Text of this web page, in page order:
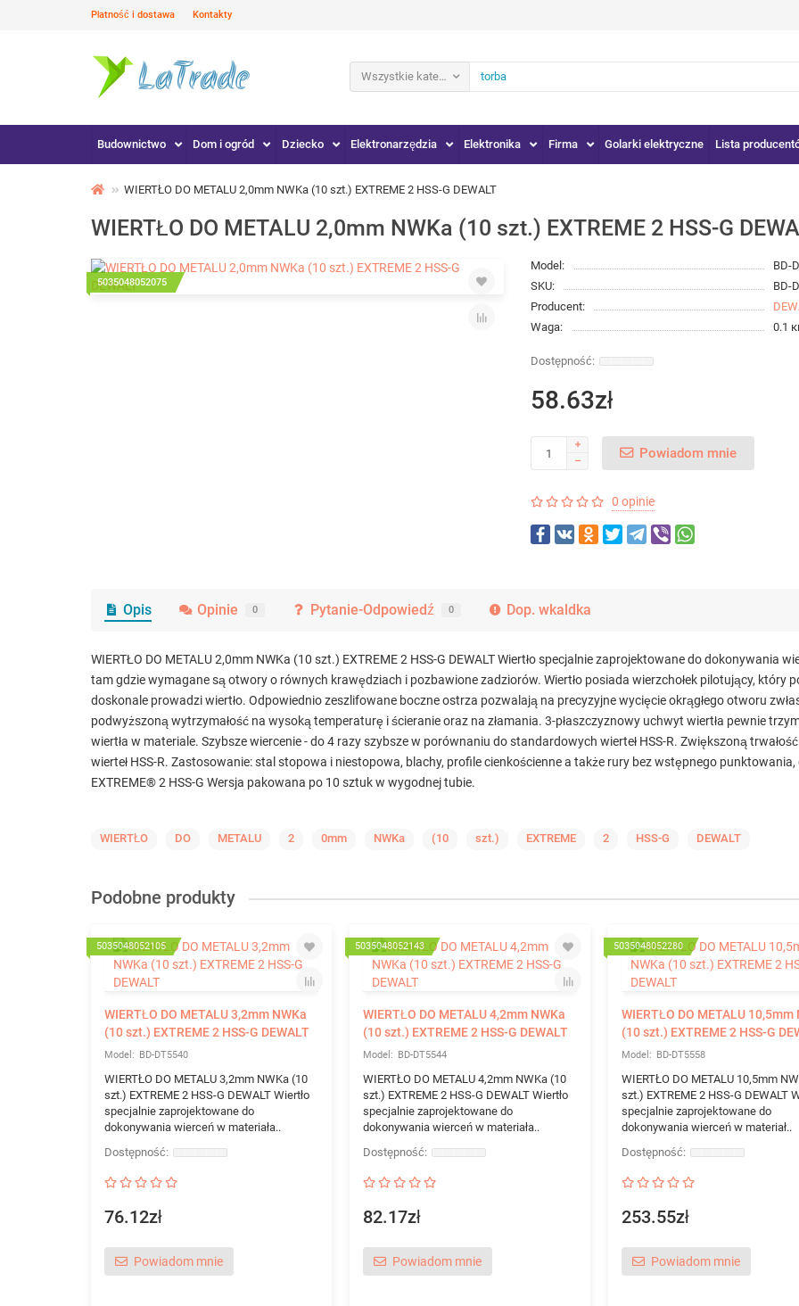
Płatność i dostawa Kontakty
Wszystkie kategorie
Budownictwo Dom i ogród Dziecko Elektronarzędzia Elektronika Firma Golarki elektryczne Lista
WIERTŁO DO METALU 2,0mm NWKa (10 szt.) EXTREME 2 HSS-G DEWALT
WIERTŁO DO METALU 2,0mm NWKa (10 szt.) EXTREME 2 HSS-G
5035048052075
Model:
BD-
SKU:
BD-
Producent:
Waga:
0.1
58.63zł
Powiadom mnie
0 opinie
Opis Opinie 0 Pytanie-Odpowiedź 0 Dop. wkaldka
WIERTŁO DO METALU 2,0mm NWKa (10 szt.) EXTREME 2 HSS-G DEWALT Wiertło specjalnie zaprojektowane do dokonywania
tam gdzie wymagane są otwory o równych krawędziach i pozbawione zadziorów. Wiertło posiada wierzchołek pilotujący, który
doskonale prowadzi wiertło. Odpowiednio zeszlifowane boczne ostrza pozwalają na precyzyjne wycięcie okrągłego otworu
podwyższoną wytrzymałość na wysoką temperaturę i ścieranie oraz na złamania. 3-płaszczyznowy uchwyt wiertła pewnie
wiertła w materiale. Szybsze wiercenie - do 4 razy szybsze w porównaniu do standardowych wierteł HSS-R. Zwiększoną
wierteł HSS-R. Zastosowanie: stal stopowa i niestopowa, blachy, profile cienkościenne a także rury bez wstępnego
EXTREME® 2 HSS-G Wersja pakowana po 10 sztuk w wygodnej tubie.
WIERTŁO DO METALU 2 0mm NWKa (10 szt.) EXTREME 2 HSS-G DEWALT
Podobne produkty
5035048052105
WIERTŁO DO METALU 3,2mm NWKa
(10 szt.) EXTREME 2 HSS-G DEWALT
BD-DT5540
WIERTŁO DO METALU 3,2mm NWKa (10
szt.) EXTREME 2 HSS-G DEWALT Wiertło
specjalnie zaprojektowane do
dokonywania wierceń w materiała..
76.12zł
Powiadom mnie
5035048052143
WIERTŁO DO METALU 4,2mm NWKa
(10 szt.) EXTREME 2 HSS-G DEWALT
BD-DT5544
WIERTŁO DO METALU 4,2mm NWKa (10
szt.) EXTREME 2 HSS-G DEWALT Wiertło
specjalnie zaprojektowane do
dokonywania wierceń w materiała..
82.17zł
Powiadom mnie
5035048052280
WIERTŁO DO METALU 10,5mm
(10 szt.) EXTREME 2 HSS-G
BD-DT5558
WIERTŁO DO METALU 10,5mm
szt.) EXTREME 2 HSS-G DEWALT
specjalnie zaprojektowane do
dokonywania wierceń w materiał..
253.55zł
Powiadom mnie